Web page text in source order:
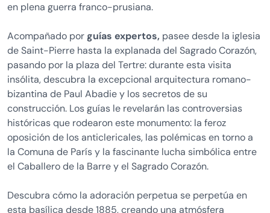
en plena guerra franco-prusiana.
Acompañado porguías expertos, pasee desde la iglesia
de Saint-Pierre hasta la explanada del Sagrado Corazón,
pasando por la plaza del Tertre: durante esta visita
insólita, descubra la excepcional arquitectura romano-
bizantina de Paul Abadie y los secretos de su
construcción. Los guías le revelarán las controversias
históricas que rodearon este monumento: la feroz
oposición de los anticlericales, las polémicas en torno a
la Comuna de París y la fascinante lucha simbólica entre
el Caballero de la Barre y el Sagrado Corazón.
Descubra cómo la adoración perpetua se perpetúa en
esta basílica desde 1885, creando una atmósfera